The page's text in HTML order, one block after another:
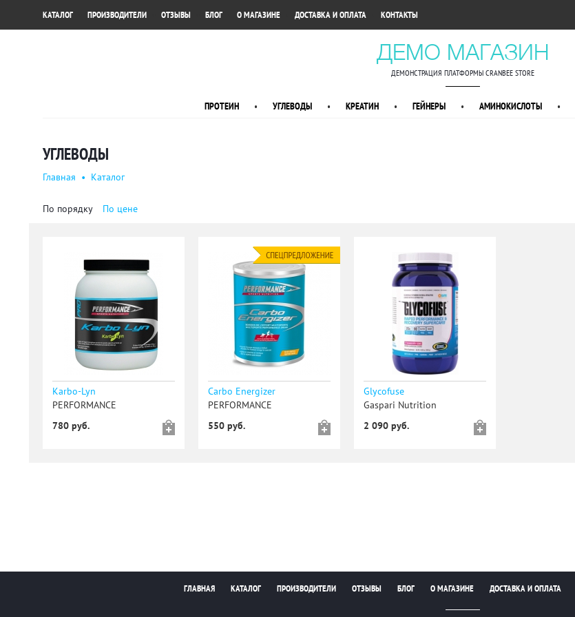
КАТАЛОГ ПРОИЗВОДИТЕЛИ ОТЗЫВЫ БЛОГ О МАГАЗИНЕ ДОСТАВКА И ОПЛАТА КОНТАКТЫ
ДЕМО МАГАЗИН
ДЕМОНСТРАЦИЯ ПЛАТФОРМЫ CRANBEE STORE
ПРОТЕИН • УГЛЕВОДЫ • КРЕАТИН • ГЕЙНЕРЫ • АМИНОКИСЛОТЫ •
УГЛЕВОДЫ
Главная • Каталог
По порядку По цене
Karbo-Lyn
PERFORMANCE
780 руб.
Carbo Energizer
PERFORMANCE
550 руб.
Glycofuse
Gaspari Nutrition
2 090 руб.
ГЛАВНАЯ КАТАЛОГ ПРОИЗВОДИТЕЛИ ОТЗЫВЫ БЛОГ О МАГАЗИНЕ ДОСТАВКА И ОПЛАТА